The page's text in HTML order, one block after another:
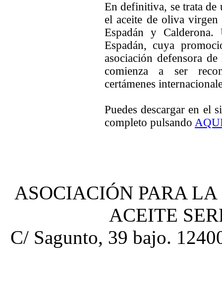
En definitiva, se trata de
el aceite de oliva virgen
Espadán y
Espadán, cuya
asociación defensora
comienza a ser
certámenes
Puedes descargar en el
completo pulsando
ASOCIACIÓN PARA
ACEITE
C/ Sagunto, 39 bajo.